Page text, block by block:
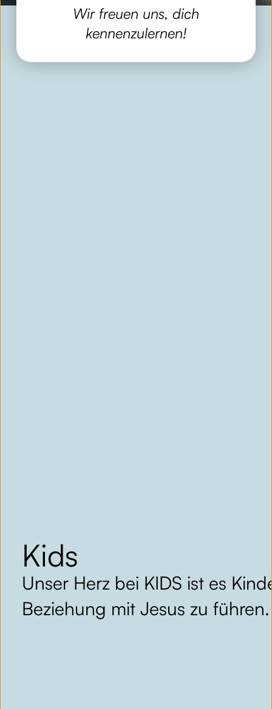
Kids
Unser Herz bei KIDS ist es
Beziehung mit Jesus zu führen.
Wir freuen uns, dich
kennenzulernen!